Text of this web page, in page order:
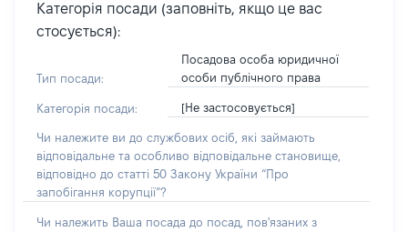
Категорія посади (заповніть, якщо це вас
стосується):
Тип посади:
Посадова особа юридичної
особи публічного права
Категорія посади: [Не застосовується]
Чи належите ви до службових осіб, які займають
відповідальне та особливо відповідальне становище,
відповідно до статті 50 Закону України “Про
запобігання корупції”?
Чи належить Ваша посада до посад, пов'язаних з